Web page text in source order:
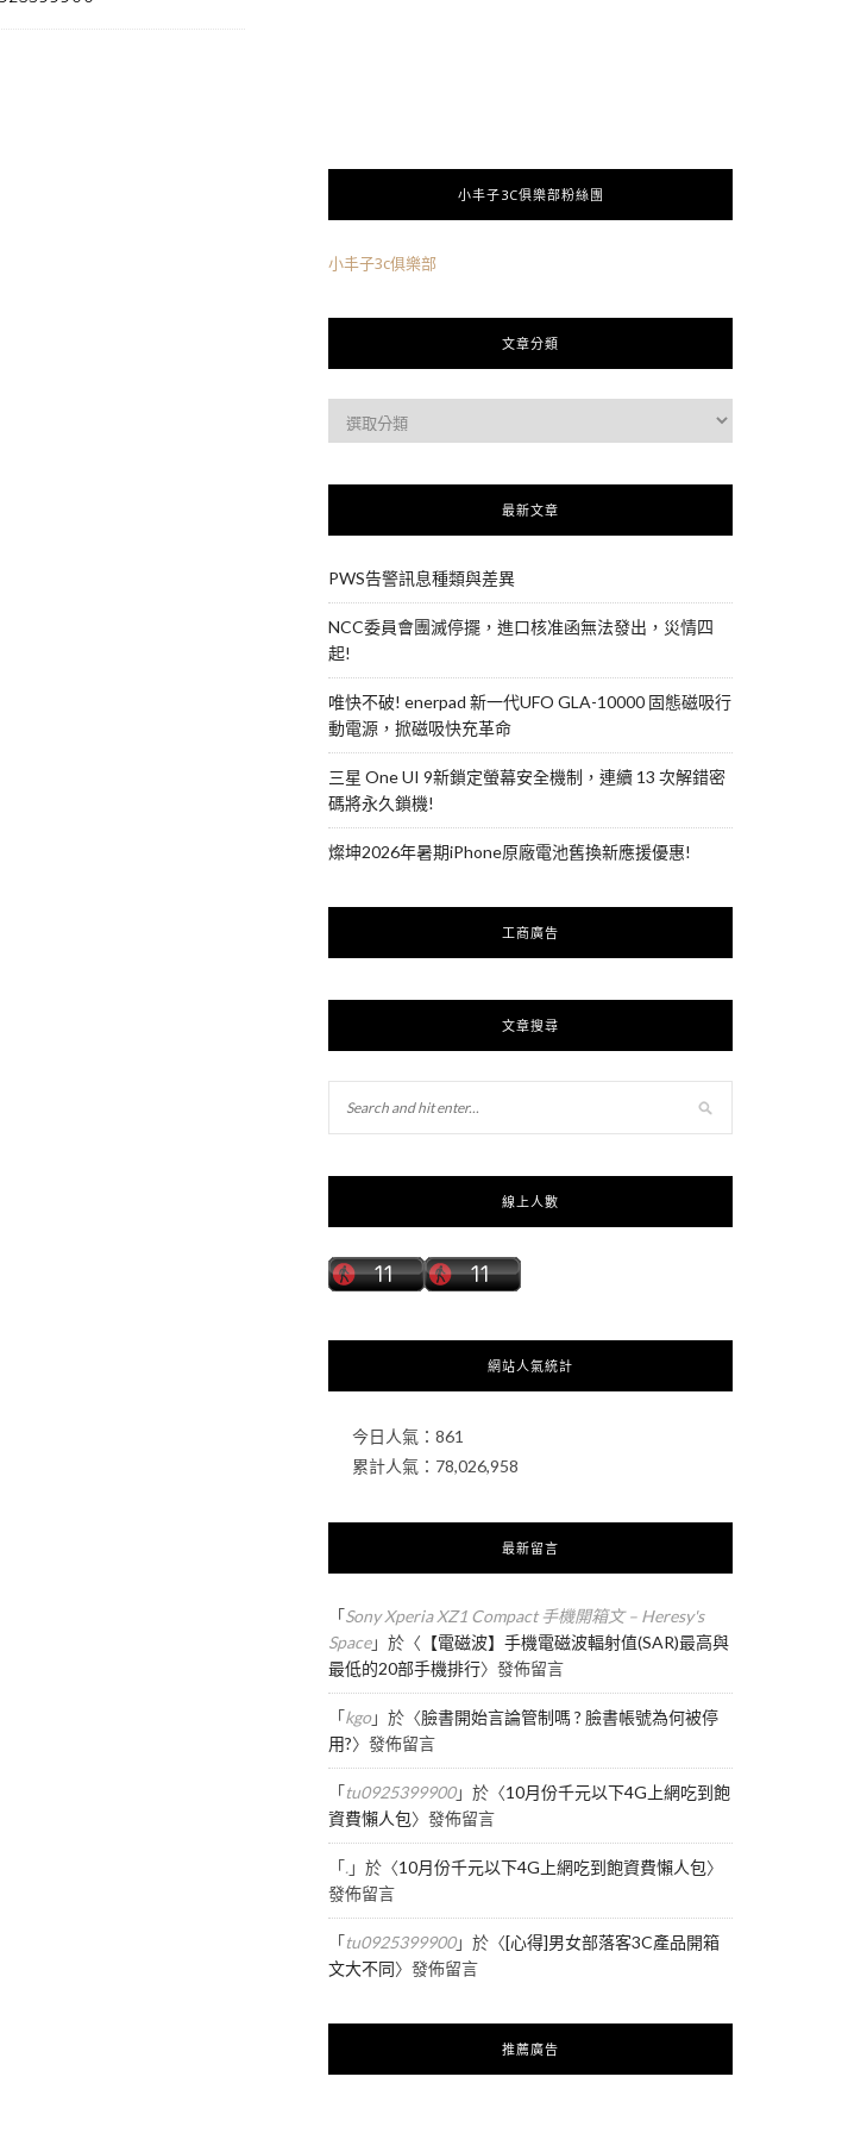
小丰子3C俱樂部粉絲團
小丰子3c俱樂部
文章分類
最新文章
PWS告警訊息種類與差異
NCC委員會團滅停擺，進口核准函無法發出，災情四
起!
唯快不破! enerpad 新一代UFO GLA-10000 固態磁吸行
動電源，掀磁吸快充革命
三星 One UI 9新鎖定螢幕安全機制，連續 13 次解錯密
碼將永久鎖機!
燦坤2026年暑期iPhone原廠電池舊換新應援優惠!
工商廣告
文章搜尋
線上人數
網站人氣統計
今日人氣： 861
累計人氣： 78,026,958
最新留言
「Sony Xperia XZ1 Compact 手機開箱文 – Heresy's
Space」於〈 【電磁波】手機電磁波輻射值(SAR)最高與
最低的20部手機排行〉發佈留言
「kgo」於〈臉書開始言論管制嗎 ? 臉書帳號為何被停
用?〉發佈留言
「tu0925399900」於〈10月份千元以下4G上網吃到飽
資費懶人包〉發佈留言
「.」於〈10月份千元以下4G上網吃到飽資費懶人包〉
發佈留言
「tu0925399900」於〈[心得]男女部落客3C產品開箱
文大不同〉發佈留言
推薦廣告